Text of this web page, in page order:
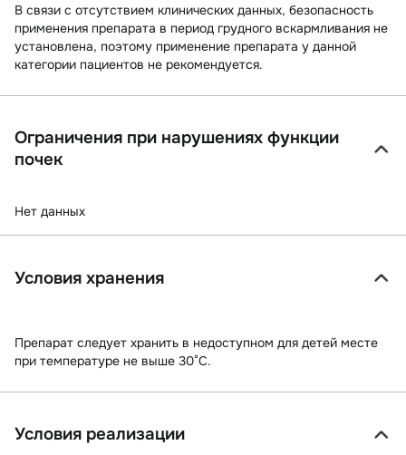
В связи с отсутствием клинических данных, безопасность
применения препарата в период грудного вскармливания не
установлена, поэтому применение препарата у данной
категории пациентов не рекомендуется.
Ограничения при нарушениях функции
почек
Нет данных
Условия хранения
Препарат следует хранить в недоступном для детей месте
при температуре не выше 30°С.
Условия реализации